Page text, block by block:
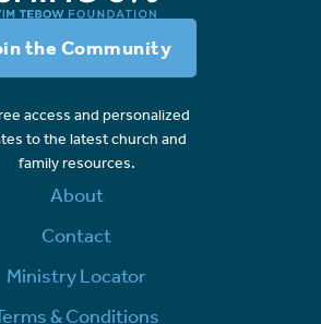
the Community
access and personalized
to the latest church and
family resources.
About
Contact
Ministry Locator
& Conditions